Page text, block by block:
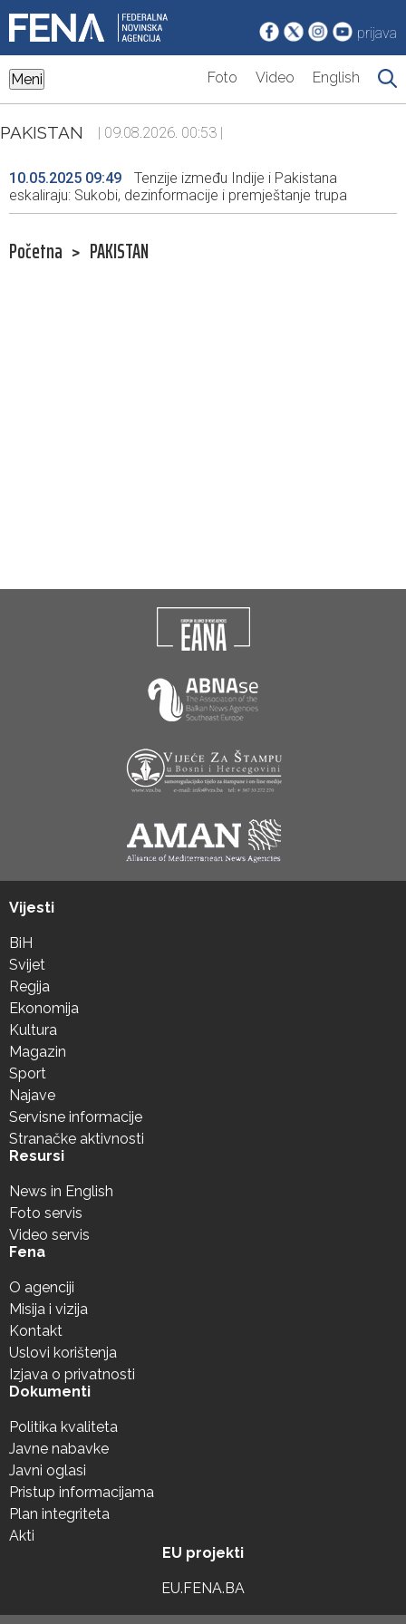
prijava
Meni Foto Video English
PAKISTAN | 09.08.2026. 00:53 |
10.05.2025 09:49
Tenzije između Indije i Pakistana
eskaliraju: Sukobi, dezinformacije i premještanje trupa
Početna > PAKISTAN
Vijesti
BiH
Svijet
Regija
Ekonomija
Kultura
Magazin
Sport
Najave
Servisne informacije
Stranačke aktivnosti
Resursi
News in English
Foto servis
Video servis
Fena
O agenciji
Misija i vizija
Kontakt
Uslovi korištenja
Izjava o privatnosti
Dokumenti
Politika kvaliteta
Javne nabavke
Javni oglasi
Pristup informacijama
Plan integriteta
Akti
EU projekti
EU.FENA.BA